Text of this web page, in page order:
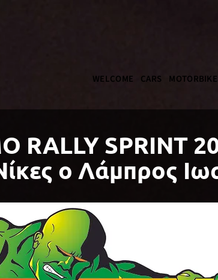
WELCOME CARS
RALLY SPRINT
ο Λάμπρος
©PITSDIRECT